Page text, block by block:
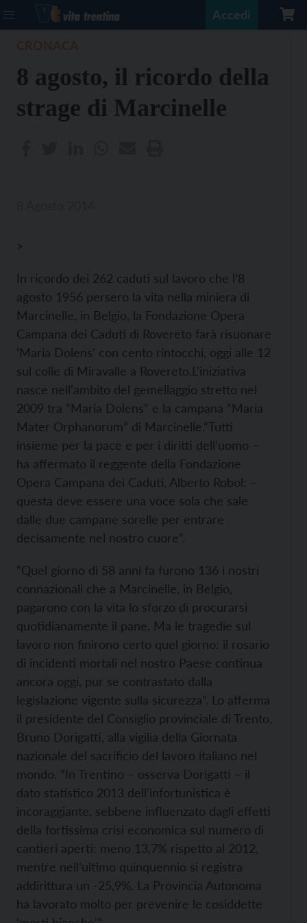
Accedi
8 agosto, il ricordo della
strage di Marcinelle
>
In ricordo dei 262 caduti sul lavoro che l’8
agosto 1956 persero la vita nella miniera di
Marcinelle, in Belgio, la Fondazione Opera
Campana dei Caduti di Rovereto farà risuonare
‘Maria Dolens’ con cento rintocchi, oggi alle 12
sul colle di Miravalle a Rovereto.L’iniziativa
nasce nell’ambito del gemellaggio stretto nel
2009 tra “Maria Dolens” e la campana “Maria
Mater Orphanorum” di Marcinelle.“Tutti
insieme per la pace e per i diritti dell’uomo –
ha affermato il reggente della Fondazione
Opera Campana dei Caduti, Alberto Robol: –
questa deve essere una voce sola che sale
dalle due campane sorelle per entrare
decisamente nel nostro cuore”.
“Quel giorno di 58 anni fa furono 136 i nostri
connazionali che a Marcinelle, in Belgio,
pagarono con la vita lo sforzo di procurarsi
quotidianamente il pane. Ma le tragedie sul
lavoro non finirono certo quel giorno: il rosario
di incidenti mortali nel nostro Paese continua
ancora oggi, pur se contrastato dalla
legislazione vigente sulla sicurezza”. Lo afferma
il presidente del Consiglio provinciale di Trento,
Bruno Dorigatti, alla vigilia della Giornata
nazionale del sacrificio del lavoro italiano nel
mondo. “In Trentino – osserva Dorigatti – il
dato statistico 2013 dell’infortunistica è
incoraggiante, sebbene influenzato dagli effetti
della fortissima crisi economica sul numero di
cantieri aperti: meno 13,7% rispetto al 2012,
mentre nell’ultimo quinquennio si registra
addirittura un -25,9%. La Provincia Autonoma
ha lavorato molto per prevenire le cosiddette